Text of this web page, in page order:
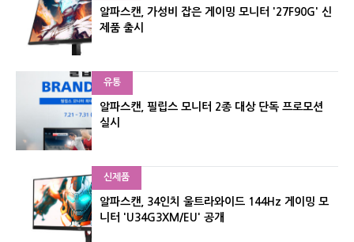
알파스캔, 가성비 잡은 게이밍 모니터 '27F90G' 신
제품 출시
유통
알파스캔, 필립스 모니터 2종 대상 단독 프로모션
실시
신제품
알파스캔, 34인치 울트라와이드 144Hz 게이밍 모
니터 'U34G3XM/EU' 공개